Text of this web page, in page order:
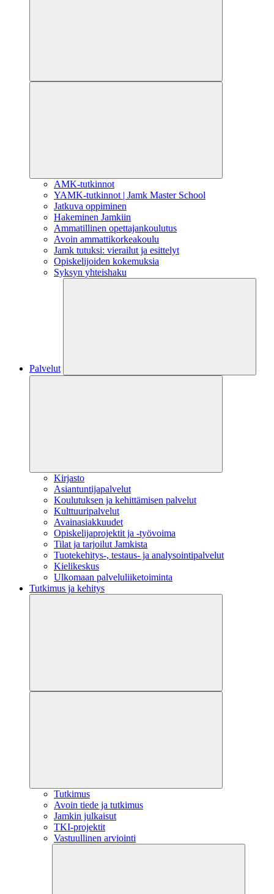
AMK-tutkinnot
YAMK-tutkinnot | Jamk Master School
Jatkuva oppiminen
Hakeminen Jamkiin
Ammatillinen opettajankoulutus
Avoin ammattikorkeakoulu
Jamk tutuksi: vierailut ja esittelyt
Opiskelijoiden kokemuksia
Syksyn yhteishaku
Palvelut
Kirjasto
Asiantuntijapalvelut
Koulutuksen ja kehittämisen palvelut
Kulttuuripalvelut
Avainasiakkuudet
Opiskelijaprojektit​ ja -työvoima
Tilat ja tarjoilut Jamkista
Tuotekehitys-, testaus- ja analysointipalvelut
Kielikeskus
Ulkomaan palveluliiketoiminta
Tutkimus ja kehitys
Tutkimus
Avoin tiede ja tutkimus
Jamkin julkaisut
TKI-projektit
Vastuullinen arviointi